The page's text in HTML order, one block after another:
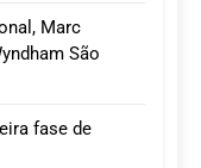
Marc
São
fase de